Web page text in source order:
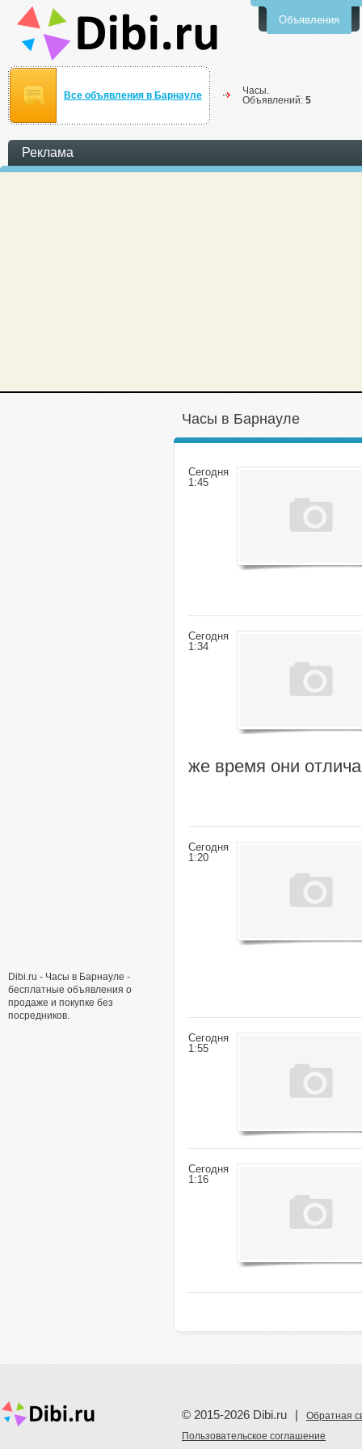
Объявления
Все объявления в Барнауле
Часы.
Объявлений: 5
Реклама
Dibi.ru - Часы в Барнауле -
бесплатные объявления о
продаже и покупке без
посредников.
Часы в Барнауле
Сегодня
1:45
Сегодня
1:34
же время они
Сегодня
1:20
Сегодня
1:55
Сегодня
1:16
© 2015-2026 Dibi.ru
Обратная
Пoльзовательское соглашение